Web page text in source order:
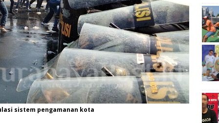
sistem pengamanan kota